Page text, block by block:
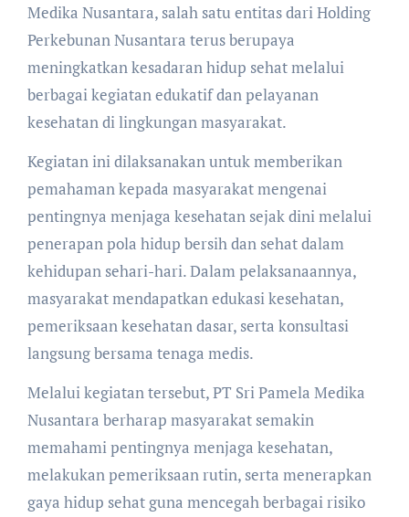
Medika Nusantara, salah satu entitas dari Holding
Perkebunan Nusantara terus berupaya
meningkatkan kesadaran hidup sehat melalui
berbagai kegiatan edukatif dan pelayanan
kesehatan di lingkungan masyarakat.
Kegiatan ini dilaksanakan untuk memberikan
pemahaman kepada masyarakat mengenai
pentingnya menjaga kesehatan sejak dini melalui
penerapan pola hidup bersih dan sehat dalam
kehidupan sehari-hari. Dalam pelaksanaannya,
masyarakat mendapatkan edukasi kesehatan,
pemeriksaan kesehatan dasar, serta konsultasi
langsung bersama tenaga medis.
Melalui kegiatan tersebut, PT Sri Pamela Medika
Nusantara berharap masyarakat semakin
memahami pentingnya menjaga kesehatan,
melakukan pemeriksaan rutin, serta menerapkan
gaya hidup sehat guna mencegah berbagai risiko